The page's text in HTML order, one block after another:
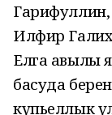
Илфир
Елга авылы
басуда
күпьеллык